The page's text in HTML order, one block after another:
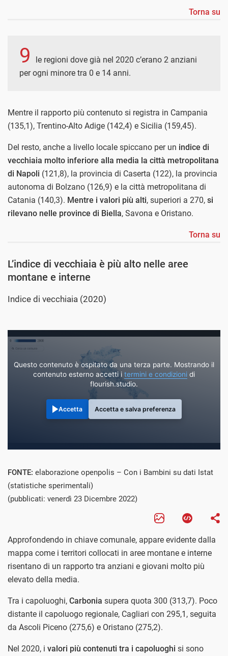
Torna su
9
le regioni dove già nel 2020 c’erano 2 anziani
per ogni minore tra 0 e 14 anni.
Mentre il rapporto più contenuto si registra in Campania
(135,1), Trentino-Alto Adige (142,4) e Sicilia (159,45).
Del resto, anche a livello locale spiccano per un indice di
vecchiaia molto inferiore alla media la città metropolitana
di Napoli (121,8), la provincia di Caserta (122), la provincia
autonoma di Bolzano (126,9) e la città metropolitana di
Catania (140,3). Mentre i valori più alti, superiori a 270, si
rilevano nelle province di Biella, Savona e Oristano.
Torna su
L’indice di vecchiaia è più alto nelle aree
montane e interne
Indice di vecchiaia (2020)
Questo contenuto è ospitato da una terza parte. Mostrando il
contenuto esterno accetti i termini e condizioni di
flourish.studio.
Accetta Accetta e salva preferenza
FONTE: elaborazione openpolis – Con i Bambini su dati Istat
(statistiche sperimentali)
(pubblicati: venerdì 23 Dicembre 2022)
Approfondendo in chiave comunale, appare evidente dalla
mappa come i territori collocati in aree montane e interne
risentano di un rapporto tra anziani e giovani molto più
elevato della media.
Tra i capoluoghi, Carbonia supera quota 300 (313,7). Poco
distante il capoluogo regionale, Cagliari con 295,1, seguita
da Ascoli Piceno (275,6) e Oristano (275,2).
Nel 2020, i valori più contenuti tra i capoluoghi si sono